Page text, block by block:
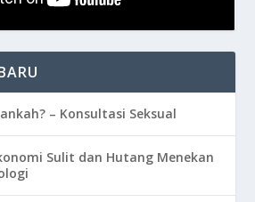
– Konsultasi Seksual
Sulit dan Hutang Menekan